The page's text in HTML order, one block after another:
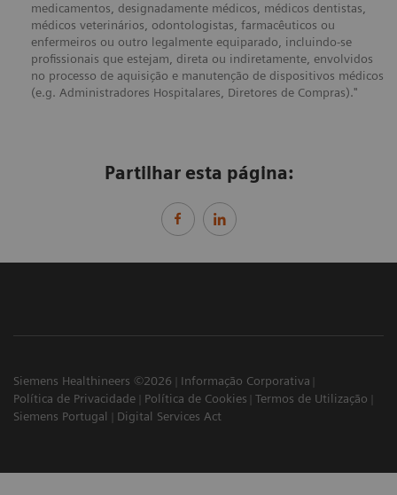
medicamentos, designadamente médicos, médicos dentistas,
médicos veterinários, odontologistas, farmacêuticos ou
enfermeiros ou outro legalmente equiparado, incluindo-se
profissionais que estejam, direta ou indiretamente, envolvidos
no processo de aquisição e manutenção de dispositivos médicos
(e.g. Administradores Hospitalares, Diretores de Compras)."
Partilhar esta página:
Siemens Healthineers ©2026
Informação Corporativa
Política de Privacidade
Política de Cookies
Termos de Utilização
Siemens Portugal
Digital Services Act